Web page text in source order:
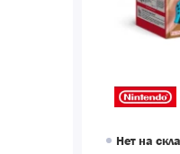
Нет на